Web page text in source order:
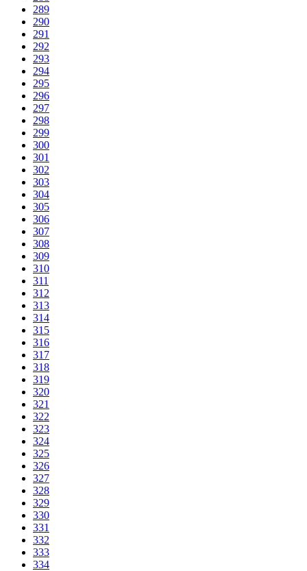
289
290
291
292
293
294
295
296
297
298
299
300
301
302
303
304
305
306
307
308
309
310
311
312
313
314
315
316
317
318
319
320
321
322
323
324
325
326
327
328
329
330
331
332
333
334